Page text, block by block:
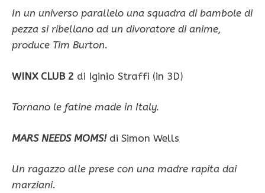
In un universo parallelo una squadra di bambole di
pezza si ribellano ad un divoratore di anime,
produce Tim Burton.
WINX CLUB 2 di Iginio Straffi (in 3D)
Tornano le fatine made in Italy.
MARS NEEDS MOMS!di Simon Wells
Un ragazzo alle prese con una madre rapita dai
marziani.